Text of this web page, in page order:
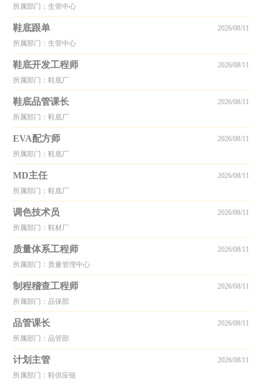
所属部门：生管中心
鞋底跟单
所属部门：生管中心
2026/08/11
鞋底开发工程师
所属部门：鞋底厂
2026/08/11
鞋底品管课长
所属部门：鞋底厂
2026/08/11
EVA配方师
所属部门：鞋底厂
2026/08/11
MD主任
所属部门：鞋底厂
2026/08/11
调色技术员
所属部门：鞋材厂
2026/08/11
质量体系工程师
所属部门：质量管理中心
2026/08/11
制程稽查工程师
所属部门：品保部
2026/08/11
品管课长
所属部门：品管部
2026/08/11
计划主管
所属部门：鞋供应链
2026/08/11